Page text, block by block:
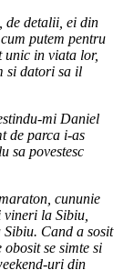
de detalii, ei din
putem pentru
unic in viata lor,
si datori sa il
mi Daniel
de parca i-as
sa povestesc
cununie
la Sibiu,
Cand a sosit
se simte si
uri din